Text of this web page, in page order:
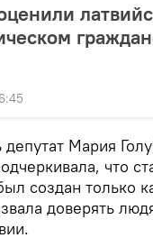
Мария
что
создан только
доверять